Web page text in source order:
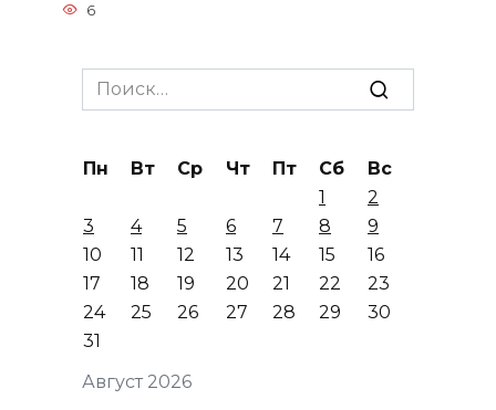
6
Search
for:
Август 2026
Пн Вт Ср Чт Пт Сб
Вс
1
2
3
4 5 6 7 8
9
10
11 12 13 14 15
16
17
18 19 20 21 22
23
24
25 26 27 28 29
30
31